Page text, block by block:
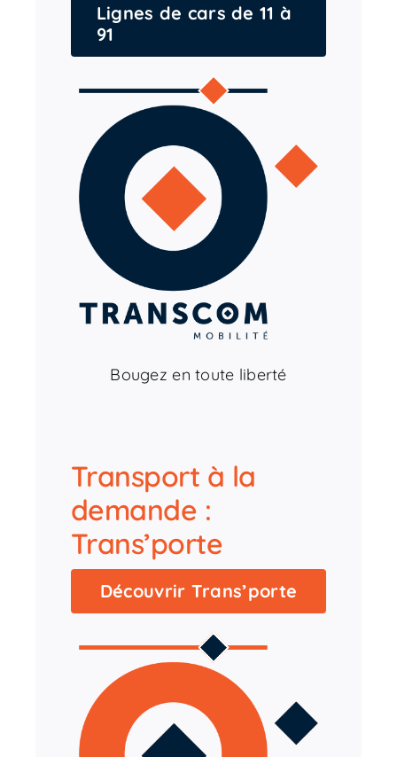
Lignes de cars de 11 à
91
Bougez en toute liberté
Transport à la
demande :
Trans’porte
Découvrir Trans’porte